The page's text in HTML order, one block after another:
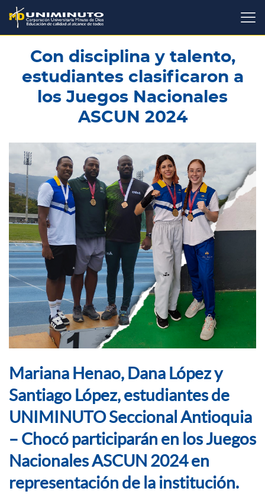
Pasar
contenido
principal
Con disciplina y talento,
estudiantes clasificaron a
los Juegos Nacionales
ASCUN 2024
Mariana Henao, Dana López y
Santiago López, estudiantes de
UNIMINUTO Seccional Antioquia
– Chocó participarán en los Juegos
Nacionales ASCUN 2024 en
representación de la institución.